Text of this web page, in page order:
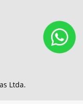
Ltda.